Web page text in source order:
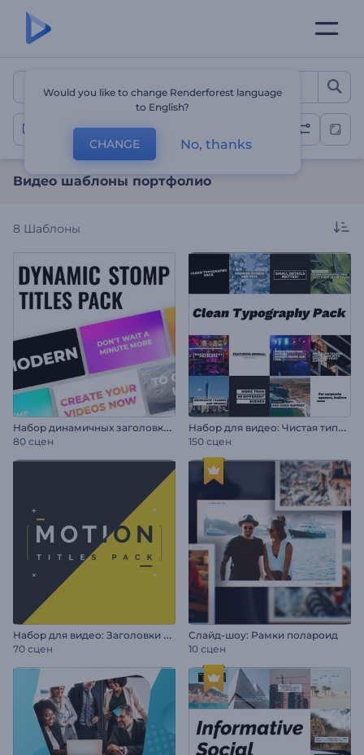
Видео шаблоны
Видео портфолио
Видео шаблоны портфолио
8 Шаблоны
Н
абор динамичных заголовков в стиле стомп
80 сцен
Н
абор для видео: Чистая типографика
150 сцен
Н
абор для видео: Заголовки в движении
70 сцен
Слайд-шоу: Рамки полароид
10 сцен
Would you like to change Renderforest language
to English?
CHANGE No, thanks